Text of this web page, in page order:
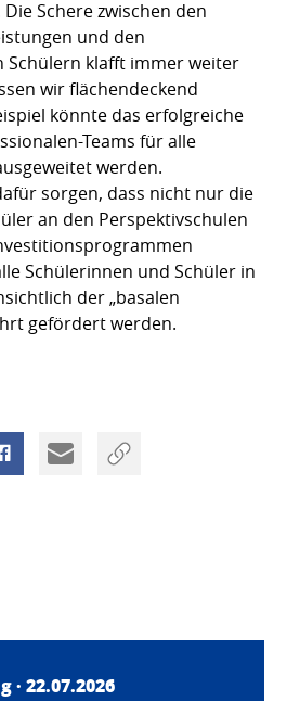
Schere zwischen den
und den
Schülern klafft immer weiter
wir flächendeckend
könnte das erfolgreiche
Teams für alle
werden.
sorgen, dass nicht nur die
an den Perspektivschulen
Schülerinnen und Schüler in
der „basalen
gefördert werden.
22.07.2026